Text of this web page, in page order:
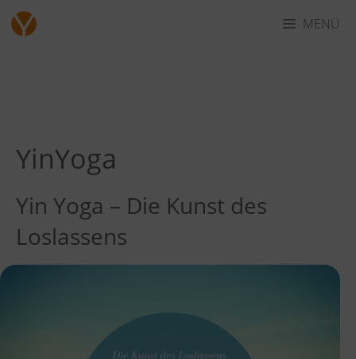
Zum
Inhalt
MENÜ
YinYoga
Yin Yoga – Die Kunst des
Loslassens